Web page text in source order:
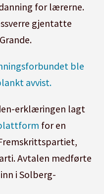
for lærerne.
gjentatte
ble
avvist.
erklæringen lagt
for en
Avtalen medførte
i Solberg-